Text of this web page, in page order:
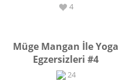
4
Müge Mangan İle Yoga
Egzersizleri #4
24